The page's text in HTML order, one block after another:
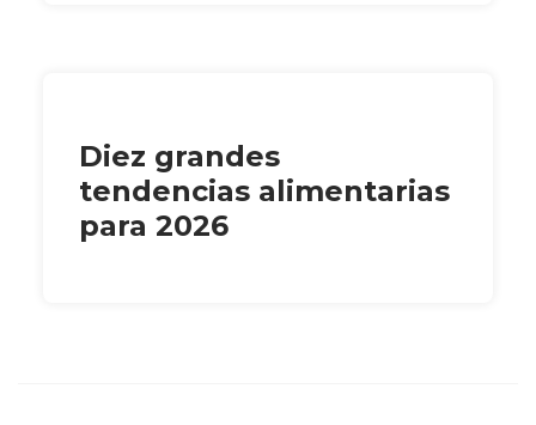
Diez grandes
tendencias alimentarias
para 2026